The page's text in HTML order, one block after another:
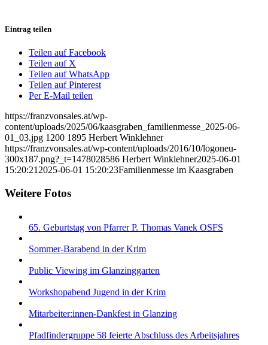
Eintrag teilen
Teilen auf Facebook
Teilen auf X
Teilen auf WhatsApp
Teilen auf Pinterest
Per E-Mail teilen
https://franzvonsales.at/wp-
content/uploads/2025/06/kaasgraben_familienmesse_2025-06-
01_03.jpg 1200 1895 Herbert Winklehner
https://franzvonsales.at/wp-content/uploads/2016/10/logoneu-
300x187.png?_t=1478028586 Herbert Winklehner2025-06-01
15:20:21 2025-06-01 15:20:23Familienmesse im Kaasgraben
Weitere Fotos
65. Geburtstag von Pfarrer P. Thomas Vanek OSFS
Sommer-Barabend in der Krim
Public Viewing im Glanzinggarten
Workshopabend Jugend in der Krim
Mitarbeiter:innen-Dankfest in Glanzing
Pfadfindergruppe 58 feierte Abschluss des Arbeitsjahres